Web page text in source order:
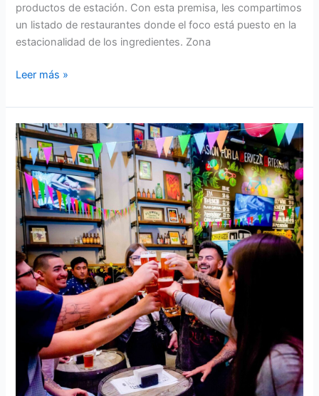
productos de estación. Con esta premisa, les compartimos
un listado de restaurantes donde el foco está puesto en la
estacionalidad de los ingredientes. Zona
Leer más »
Los
mejores
bares
y
restaurantes
de
Nueva
Córdoba